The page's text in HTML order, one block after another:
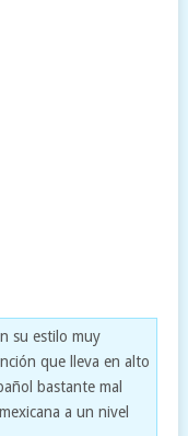
su estilo muy
que lleva en alto
bastante mal
a un nivel